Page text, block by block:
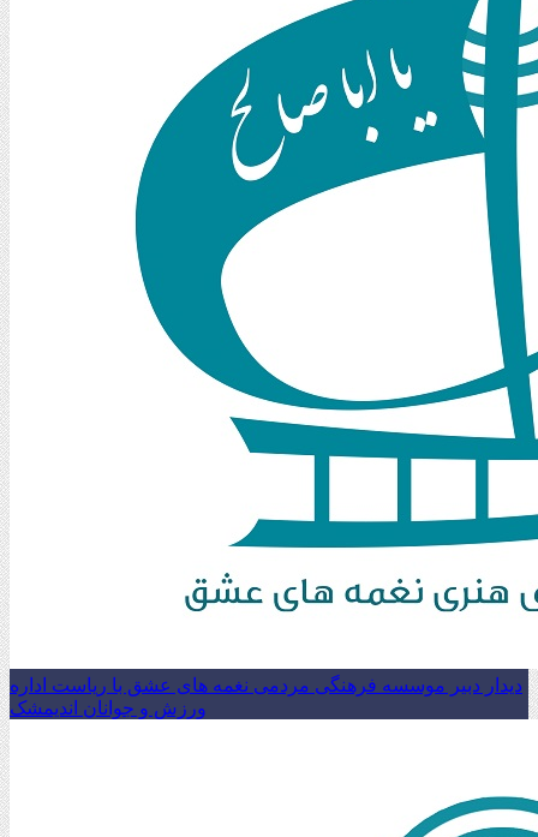
دیدار دبیر موسسه فرهنگی مردمی نغمه های عشق با ریاست اداره
ورزش و جوانان اندیمشک